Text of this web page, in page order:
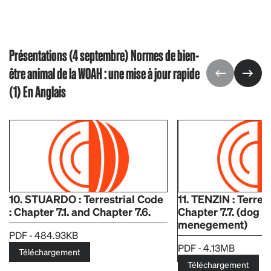
Présentations (4 septembre) Normes de bien-
être animal de la WOAH : une mise à jour rapide
(1) En Anglais
10. STUARDO : Terrestrial Code
: Chapter 7.1. and Chapter 7.6.
PDF - 484.93KB
Téléchargement
11. TENZIN :
Chapter 7.7. (dog
menegement)
PDF - 4.13MB
Téléchargement